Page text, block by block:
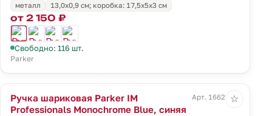
металл 13,0х0,9 см; коробка: 17,5х5х3 см
от 2 150 ₽
Свободно: 116 шт.
Parker
Ручка шариковая Parker IM
Professionals Monochrome Blue, синяя
Арт. 16621.40
☆